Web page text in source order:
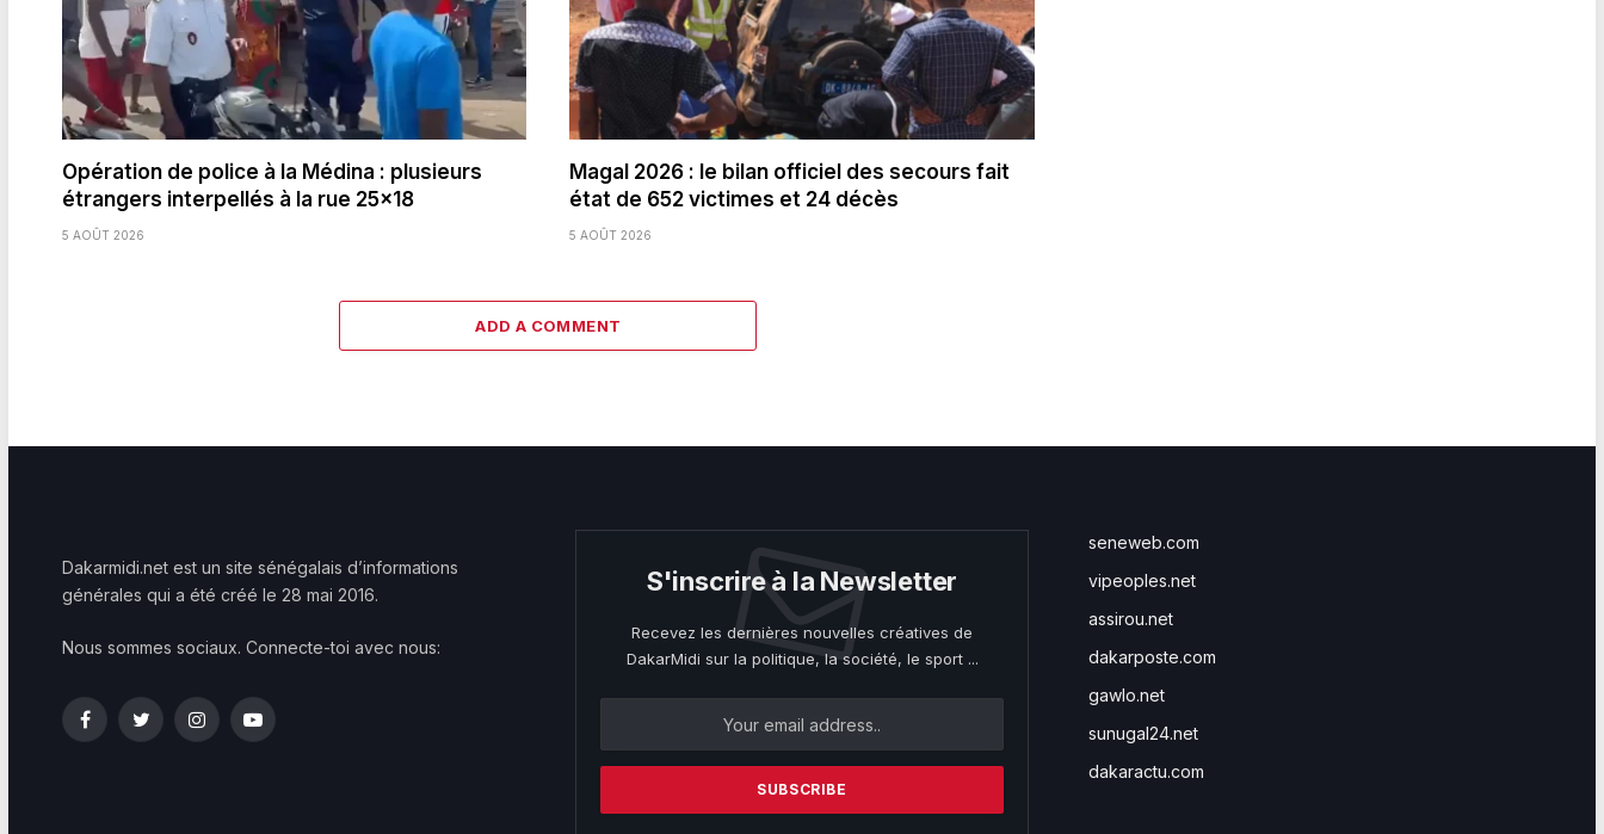
Opération de police à la Médina : plusieurs
étrangers interpellés à la rue 25×18
5 AOÛT 2026
Magal 2026 : le bilan officiel des secours fait
état de 652 victimes et 24 décès
5 AOÛT 2026
ADD A COMMENT
Dakarmidi.net est un site sénégalais d’informations
générales qui a été créé le 28 mai 2016.
Nous sommes sociaux. Connecte-toi avec nous:
FacebookTwitterInstagramYouTube
S'inscrire à la Newsletter
Recevez les dernières nouvelles créatives de
DakarMidi sur la politique, la société, le sport ...
seneweb.com
vipeoples.net
assirou.net
dakarposte.com
gawlo.net
sunugal24.net
dakaractu.com